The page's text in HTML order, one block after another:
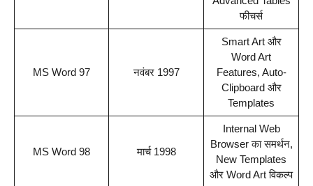
फीचर्स
MS Word 97 नवंबर 1997
Smart Art और
Word Art
Features, Auto-
Clipboard और
Templates
MS Word 98 मार्च 1998
Internal Web
Browser का समर्थन,
New Templates
और Word Art विकल्प